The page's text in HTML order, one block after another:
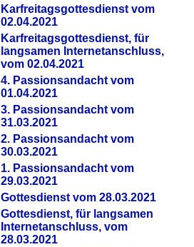
Karfreitagsgottesdienst vom
02.04.2021
Karfreitagsgottesdienst, für
langsamen Internetanschluss,
vom 02.04.2021
4. Passionsandacht vom
01.04.2021
3. Passionsandacht vom
31.03.2021
2. Passionsandacht vom
30.03.2021
1. Passionsandacht vom
29.03.2021
Gottesdienst vom 28.03.2021
Gottesdienst, für langsamen
Internetanschluss, vom
28.03.2021